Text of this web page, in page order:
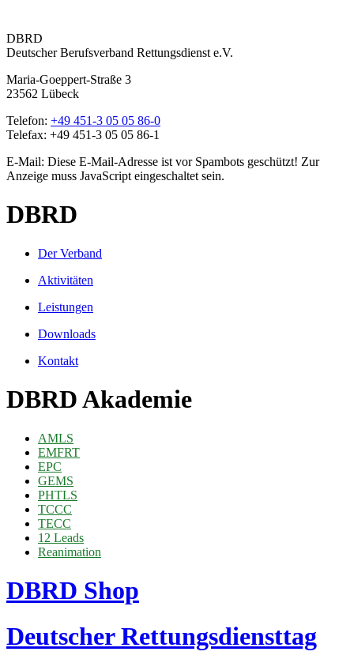
DBRD
Deutscher Berufsverband Rettungsdienst e.V.
Maria-Goeppert-Straße 3
23562 Lübeck
Telefon: +49 451-3 05 05 86-0
Telefax: +49 451-3 05 05 86-1
E-Mail: Diese E-Mail-Adresse ist vor Spambots geschützt! Zur
Anzeige muss JavaScript eingeschaltet sein.
DBRD
Der Verband
Aktivitäten
Leistungen
Downloads
Kontakt
DBRD Akademie
AMLS
EMFRT
EPC
GEMS
PHTLS
TCCC
TECC
12 Leads
Reanimation
DBRD Shop
Deutscher Rettungsdiensttag